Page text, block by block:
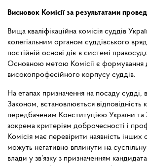
Висновок Комісії за результатами
Вища кваліфікаційна комісія суддів
колегіальним органом суддівського
постійній основі діє в системі
Основною метою Комісії є формування
високопрофесійного корпусу суддів.
На етапах призначення на посаду судді,
Законом, встановлюється відповідність
передбаченим Конституцією України
зокрема критеріям доброчесності і
Комісія має перевірити наявність інших
можуть негативно вплинути на
влади у зв’язку з призначенням